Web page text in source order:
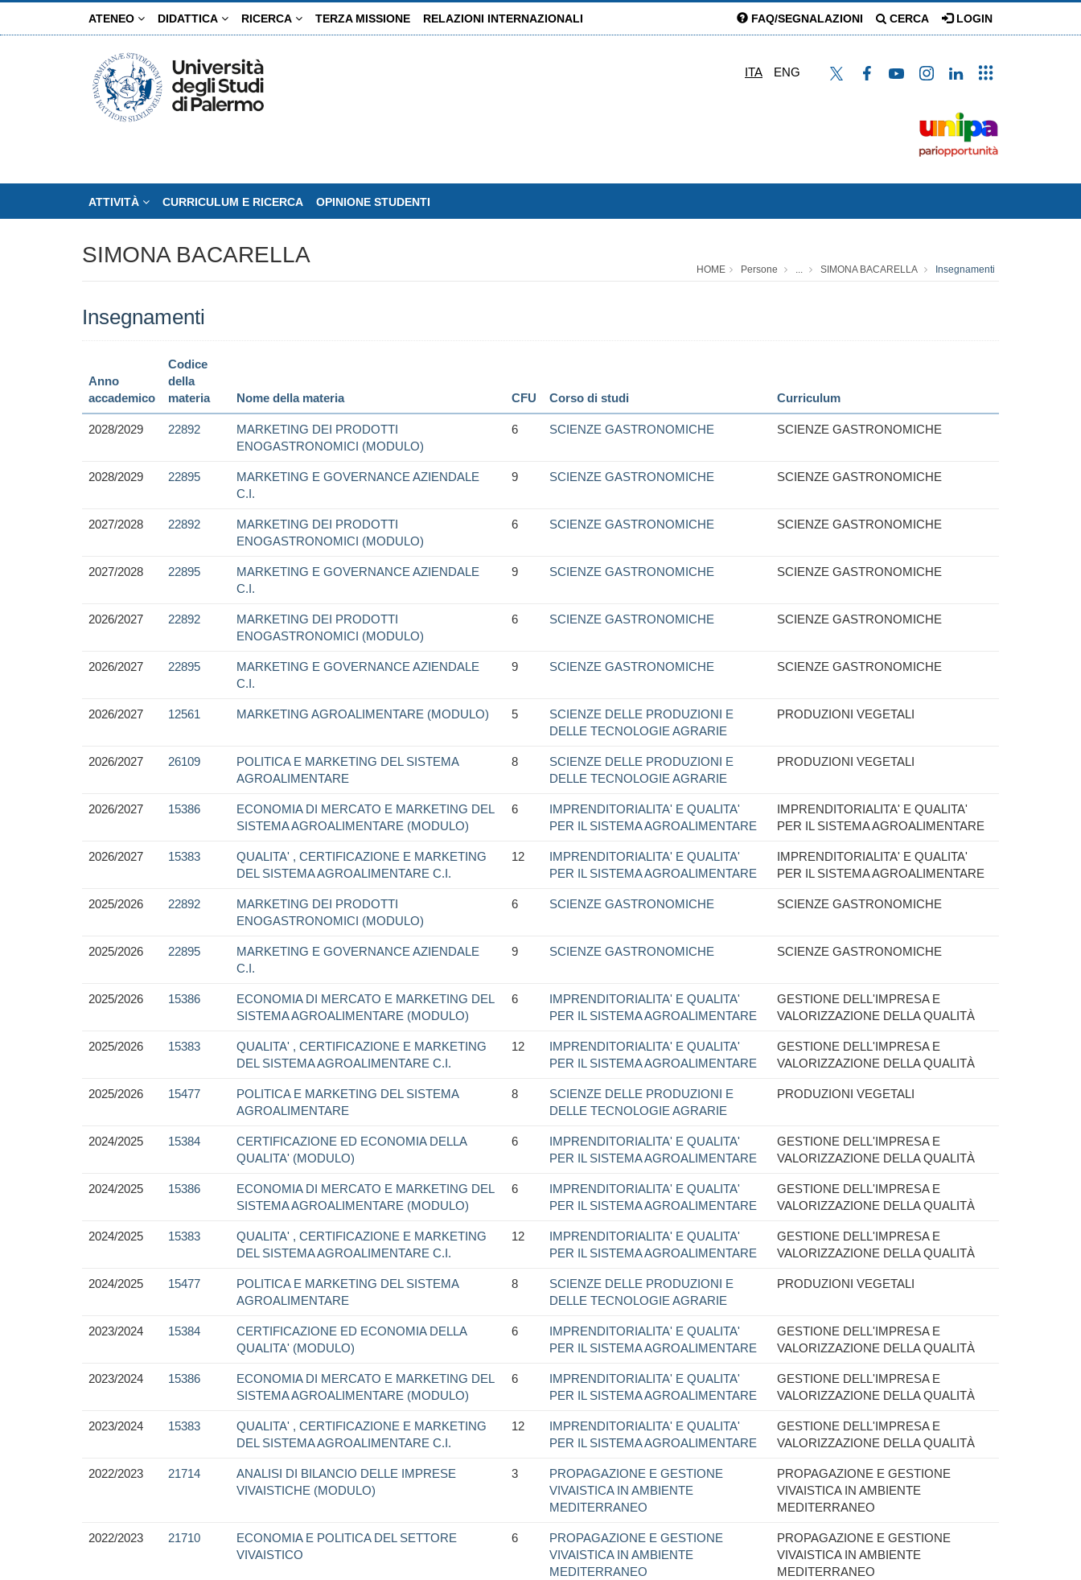
ATENEO DIDATTICA RICERCA TERZA MISSIONE RELAZIONI INTERNAZIONALI FAQ/SEGNALAZIONI CERCA LOGIN
ITA ENG
ATTIVITÀ CURRICULUM E RICERCA OPINIONE STUDENTI
SIMONA BACARELLA
HOME Persone ... SIMONA BACARELLA Insegnamenti
Insegnamenti
Anno
accademico
Codice
della
materia
Nome della materia CFU Corso di studi Curriculum
2028/2029 22892
MARKETING DEI PRODOTTI
ENOGASTRONOMICI (MODULO)
6 SCIENZE GASTRONOMICHE SCIENZE GASTRONOMICHE
2028/2029 22895
MARKETING E GOVERNANCE AZIENDALE
C.I.
9 SCIENZE GASTRONOMICHE SCIENZE GASTRONOMICHE
2027/2028 22892
MARKETING DEI PRODOTTI
ENOGASTRONOMICI (MODULO)
6 SCIENZE GASTRONOMICHE SCIENZE GASTRONOMICHE
2027/2028 22895
MARKETING E GOVERNANCE AZIENDALE
C.I.
9 SCIENZE GASTRONOMICHE SCIENZE GASTRONOMICHE
2026/2027 22892
MARKETING DEI PRODOTTI
ENOGASTRONOMICI (MODULO)
6 SCIENZE GASTRONOMICHE SCIENZE GASTRONOMICHE
2026/2027 22895
MARKETING E GOVERNANCE AZIENDALE
C.I.
9 SCIENZE GASTRONOMICHE SCIENZE GASTRONOMICHE
2026/2027 12561 MARKETING AGROALIMENTARE (MODULO) 5
SCIENZE DELLE PRODUZIONI E
DELLE TECNOLOGIE AGRARIE
PRODUZIONI VEGETALI
2026/2027 26109
POLITICA E MARKETING DEL SISTEMA
AGROALIMENTARE
8
SCIENZE DELLE PRODUZIONI E
DELLE TECNOLOGIE AGRARIE
PRODUZIONI VEGETALI
2026/2027 15386
ECONOMIA DI MERCATO E MARKETING DEL
SISTEMA AGROALIMENTARE (MODULO)
6
IMPRENDITORIALITA' E QUALITA'
PER IL SISTEMA AGROALIMENTARE
IMPRENDITORIALITA' E QUALITA'
PER IL SISTEMA AGROALIMENTARE
2026/2027 15383
QUALITA' , CERTIFICAZIONE E MARKETING
DEL SISTEMA AGROALIMENTARE C.I.
12
IMPRENDITORIALITA' E QUALITA'
PER IL SISTEMA AGROALIMENTARE
IMPRENDITORIALITA' E QUALITA'
PER IL SISTEMA AGROALIMENTARE
2025/2026 22892
MARKETING DEI PRODOTTI
ENOGASTRONOMICI (MODULO)
6 SCIENZE GASTRONOMICHE SCIENZE GASTRONOMICHE
2025/2026 22895
MARKETING E GOVERNANCE AZIENDALE
C.I.
9 SCIENZE GASTRONOMICHE SCIENZE GASTRONOMICHE
2025/2026 15386
ECONOMIA DI MERCATO E MARKETING DEL
SISTEMA AGROALIMENTARE (MODULO)
6
IMPRENDITORIALITA' E QUALITA'
PER IL SISTEMA AGROALIMENTARE
GESTIONE DELL'IMPRESA E
VALORIZZAZIONE DELLA QUALITÀ
2025/2026 15383
QUALITA' , CERTIFICAZIONE E MARKETING
DEL SISTEMA AGROALIMENTARE C.I.
12
IMPRENDITORIALITA' E QUALITA'
PER IL SISTEMA AGROALIMENTARE
GESTIONE DELL'IMPRESA E
VALORIZZAZIONE DELLA QUALITÀ
2025/2026 15477
POLITICA E MARKETING DEL SISTEMA
AGROALIMENTARE
8
SCIENZE DELLE PRODUZIONI E
DELLE TECNOLOGIE AGRARIE
PRODUZIONI VEGETALI
2024/2025 15384
CERTIFICAZIONE ED ECONOMIA DELLA
QUALITA' (MODULO)
6
IMPRENDITORIALITA' E QUALITA'
PER IL SISTEMA AGROALIMENTARE
GESTIONE DELL'IMPRESA E
VALORIZZAZIONE DELLA QUALITÀ
2024/2025 15386
ECONOMIA DI MERCATO E MARKETING DEL
SISTEMA AGROALIMENTARE (MODULO)
6
IMPRENDITORIALITA' E QUALITA'
PER IL SISTEMA AGROALIMENTARE
GESTIONE DELL'IMPRESA E
VALORIZZAZIONE DELLA QUALITÀ
2024/2025 15383
QUALITA' , CERTIFICAZIONE E MARKETING
DEL SISTEMA AGROALIMENTARE C.I.
12
IMPRENDITORIALITA' E QUALITA'
PER IL SISTEMA AGROALIMENTARE
GESTIONE DELL'IMPRESA E
VALORIZZAZIONE DELLA QUALITÀ
2024/2025 15477
POLITICA E MARKETING DEL SISTEMA
AGROALIMENTARE
8
SCIENZE DELLE PRODUZIONI E
DELLE TECNOLOGIE AGRARIE
PRODUZIONI VEGETALI
2023/2024 15384
CERTIFICAZIONE ED ECONOMIA DELLA
QUALITA' (MODULO)
6
IMPRENDITORIALITA' E QUALITA'
PER IL SISTEMA AGROALIMENTARE
GESTIONE DELL'IMPRESA E
VALORIZZAZIONE DELLA QUALITÀ
2023/2024 15386
ECONOMIA DI MERCATO E MARKETING DEL
SISTEMA AGROALIMENTARE (MODULO)
6
IMPRENDITORIALITA' E QUALITA'
PER IL SISTEMA AGROALIMENTARE
GESTIONE DELL'IMPRESA E
VALORIZZAZIONE DELLA QUALITÀ
2023/2024 15383
QUALITA' , CERTIFICAZIONE E MARKETING
DEL SISTEMA AGROALIMENTARE C.I.
12
IMPRENDITORIALITA' E QUALITA'
PER IL SISTEMA AGROALIMENTARE
GESTIONE DELL'IMPRESA E
VALORIZZAZIONE DELLA QUALITÀ
2022/2023 21714
ANALISI DI BILANCIO DELLE IMPRESE
VIVAISTICHE (MODULO)
3
PROPAGAZIONE E GESTIONE
VIVAISTICA IN AMBIENTE
MEDITERRANEO
PROPAGAZIONE E GESTIONE
VIVAISTICA IN AMBIENTE
MEDITERRANEO
2022/2023 21710
ECONOMIA E POLITICA DEL SETTORE
VIVAISTICO
6
PROPAGAZIONE E GESTIONE
VIVAISTICA IN AMBIENTE
MEDITERRANEO
PROPAGAZIONE E GESTIONE
VIVAISTICA IN AMBIENTE
MEDITERRANEO